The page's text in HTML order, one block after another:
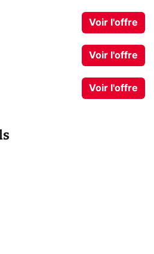
Voir l'offre
Voir l'offre
Voir l'offre